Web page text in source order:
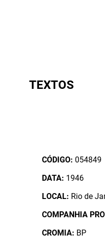
TEXTOS
CÓDIGO: 054849
DATA: 1946
LOCAL: Rio de
COMPANHIA
CROMIA: BP